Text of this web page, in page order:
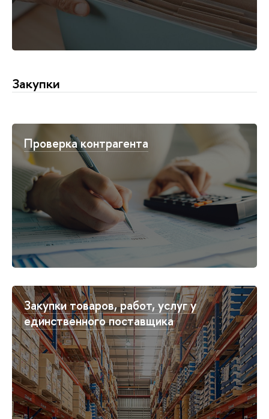
Закупки
Проверка контрагента
Закупки товаров, работ, услуг у
единственного поставщика